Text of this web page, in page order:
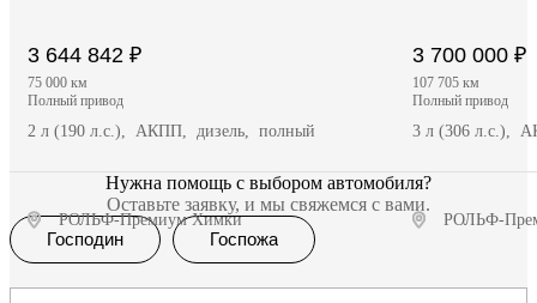
3 644 842 ₽
75 000 км
полный привод
2 л (190 л.с.), АКПП, дизель, полный
РОЛЬФ-Премиум Химки
Получить предложение
3 700 000 ₽
107 705 км
полный привод
3 л (306 л.с.),
РОЛЬФ-
Нужна помощь с выбором автомобиля?
Оставьте заявку, и мы свяжемся с вами.
Господин
Госпожа